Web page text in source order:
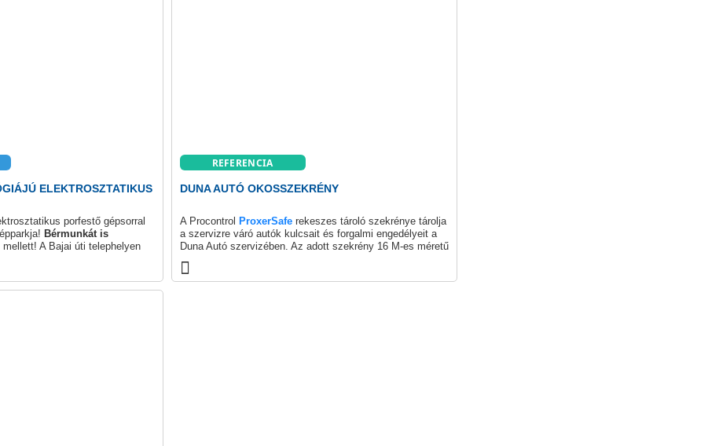
ELEKTROSZTATIKUS
porfestő gépsorral
Bérmunkát is
A Bajai úti telephelyen
REFERENCIA
DUNA AUTÓ OKOSSZEKRÉNY
A Procontrol ProxerSafe rekeszes tároló szekrénye tárolja
a szervizre váró autók kulcsait és forgalmi engedélyeit a
Duna Autó szervizében. Az adott szekrény 16 M-es méretű
az ügyfelek leadhatják, majd elkészültekor kapott PIN
kódjukkal fel is vehetik járműveik kulcsait.